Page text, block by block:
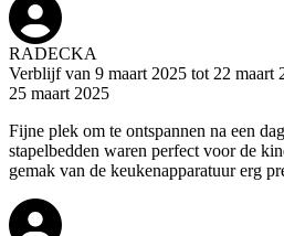
RADECKA
Verblijf van 9 maart 2025 tot 22 maart
25 maart 2025
Fijne plek om te ontspannen na een
stapelbedden waren perfect voor de
gemak van de keukenapparatuur erg